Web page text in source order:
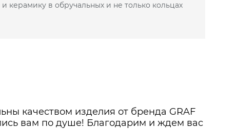
керамику в обручальных и не только кольцах
качеством изделия от бренда GRAF
вам по душе! Благодарим и ждем вас